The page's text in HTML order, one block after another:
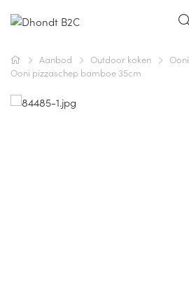
Aanbod Outdoor koken Ooni
Ooni pizzaschep bamboe 35cm